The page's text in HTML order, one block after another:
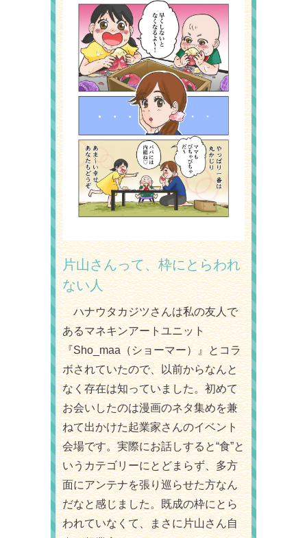
片山さんって、枠にとらわれ
ない人
ハナウタカジツさんは私の友人で
あるマネキンアートユニット
『Sho_maa（ショーマー）』とコラ
ボされていたので、以前からなんと
なく存在は知っていました。初めて
お会いしたのは漫画のネタ集めを兼
ねて出かけた起業家さんのイベント
会場です。実際にお話しすると“食”と
いうカテゴリーにとどまらず、多方
面にアンテナを張り巡らせた方なん
だなと感じました。既成の枠にとら
われていなくて、まさに片山さん自